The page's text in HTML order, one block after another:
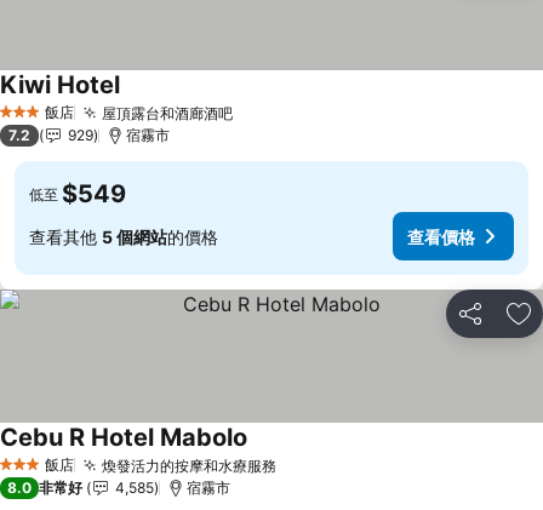
3 星級 飯店 屋頂露台和酒廊酒吧查看價格
Kiwi Hotel查看價格
7.2 929 宿霧市
低至 $549
查看其他 5 個網站的價格 查看價格
分享 加
3 星級 飯店 煥發活力的按摩和水療服務
Cebu R Hotel Mabolo
8.0 非常好 4,585 宿霧市